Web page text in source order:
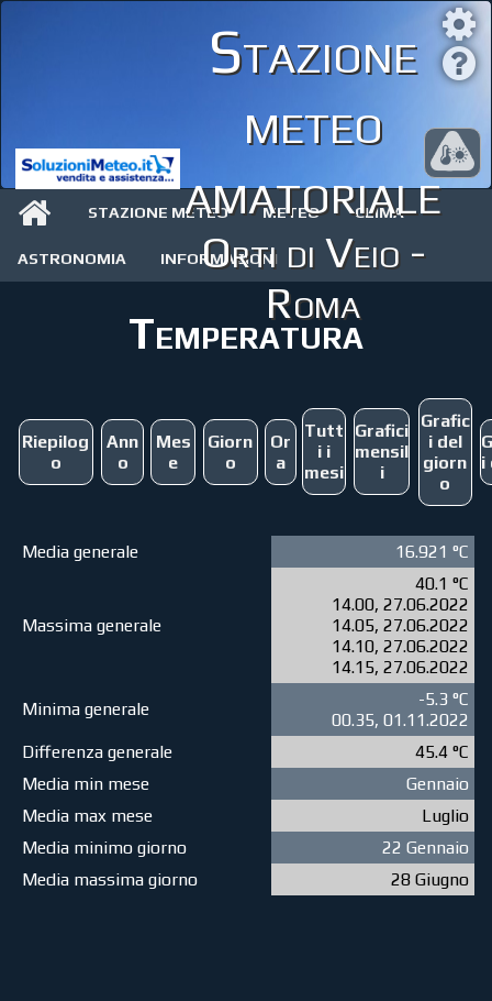
Stazione
meteo
amatoriale
Orti di Veio -
Roma
STAZIONE METEO METEO CLIMA
ASTRONOMIA INFORMAZIONI
Temperatura
Riepilog
o
Ann
o
Mes
e
Giorn
o
Or
a
Tutt
i i
mesi
Grafici
mensil
i
Grafic
i del
giorn
o
i
Media generale 16.921 °C
Massima generale
40.1 °C
14.00, 27.06.2022
14.05, 27.06.2022
14.10, 27.06.2022
14.15, 27.06.2022
Minima generale
-5.3 °C
00.35, 01.11.2022
Differenza generale
45.4 °C
Media min mese
Gennaio
Media max mese
Luglio
Media minimo giorno
22 Gennaio
Media massima giorno
28 Giugno